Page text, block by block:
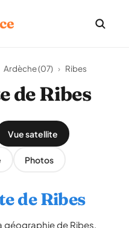
Ardèche (07) › Ribes
de Ribes
Vue satellite
Photos
de Ribes
géographie de Ribes,